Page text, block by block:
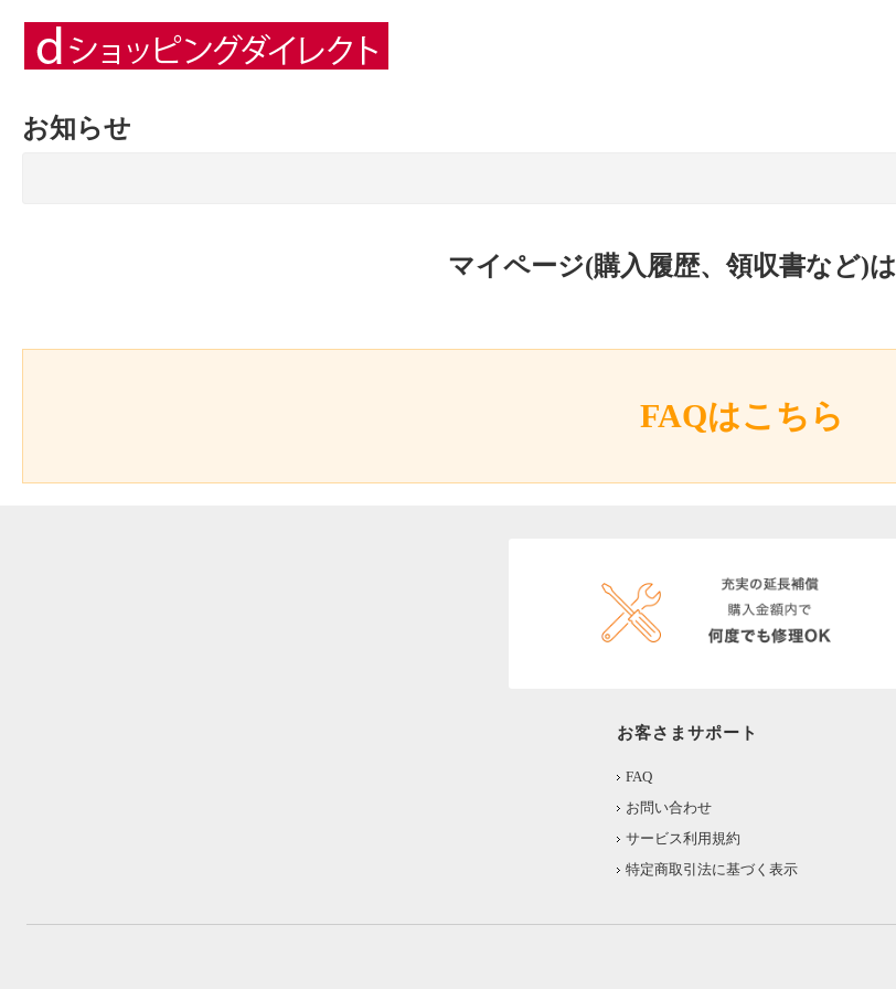
お知らせ
マイページ(購入履歴、領収書など)は
FAQはこちら
お客さまサポート
FAQ
お問い合わせ
サービス利用規約
特定商取引法に基づく表示